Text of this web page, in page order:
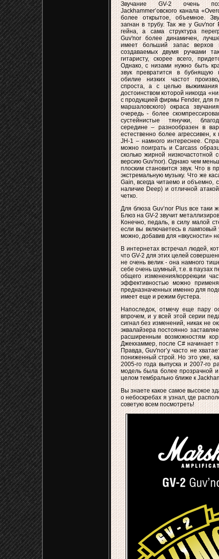
Звучание GV-2 очень
Jackhammer’овского канала
более открытое, объемное.
загнан в трубу. Так же у
гейна, а сама структура
Guv'nor более динамичен,
имеет больший запас
создаваемых двумя ручками
гитаристу, скорее всего,
Однако, с низами нужно быть
звук превратится в бубнящую
обилие низких частот
спроста, а с целью
достоинством которой никогда
с продукцией фирмы Fender, для
маршаловского) окраса
очередь - более
сустейнистые тянучки,
середине – разнообразен в
естественно более агрессивен,
JH-1 – намного интереснее.
можно поиграть и Carcass
сколько жирной
версию Guv'nor). Однако чем
плоским становится звук. Что в
экстремальную музыку. Что же
Gain, всегда читаемо и объемно,
наличие Deep) и отличной
четко.
Для блюза Guv’nor Plus все таки
Блюз на GV-2 звучит
Конечно, педаль, в силу малой
если вы включаетесь в
можно, добавив для «вкусности»
В интернетах встречал людей,
что GV-2 для этих целей
не очень велик - она намного
себе очень шумный, т.е. в паузах
общего изменения/коррекции
эффективностью можно
предназначенных именно для
имеет еще и режим бустера.
Напоследок, отмечу еще пару
впрочем, и у всей этой серии
сигнал без изменений, никак не
эквалайзера постоянно
расширенным возможностям
Джекхаммер, после С# начинает
Правда, Guv'nor’у часто не
пониженный строй. Но это уже,
2005-го года выпуска и 2007-го
модель была более прозрачной
целом тембрально ближе к
Вы знаете какое самое высокое
о небоскребах я узнал, где
советую всем посмотреть!